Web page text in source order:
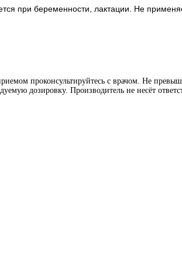
при беременности, лактации. Не
проконсультируйтесь с врачом. Не
дозировку. Производитель не несёт